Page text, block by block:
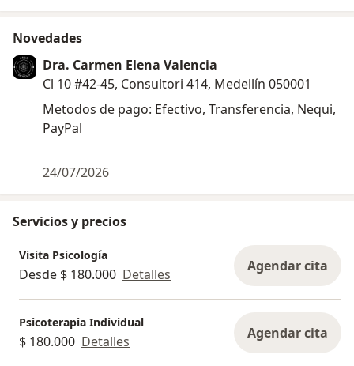
Novedades
Dra. Carmen Elena Valencia
Cl 10 #42-45, Consultori 414, Medellín 050001
Metodos de pago: Efectivo, Transferencia, Nequi,
PayPal
24/07/2026
Servicios y precios
Visita Psicología
Desde $ 180.000 Detalles Agendar cita
Psicoterapia Individual
$ 180.000 Detalles Agendar cita